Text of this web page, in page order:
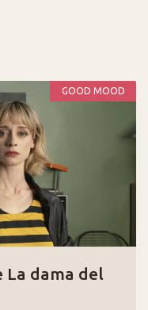
GOOD MOOD
La dama del